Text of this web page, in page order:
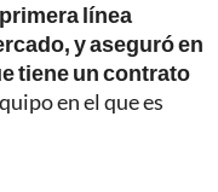
línea
y aseguró en
tiene un contrato
en el que es